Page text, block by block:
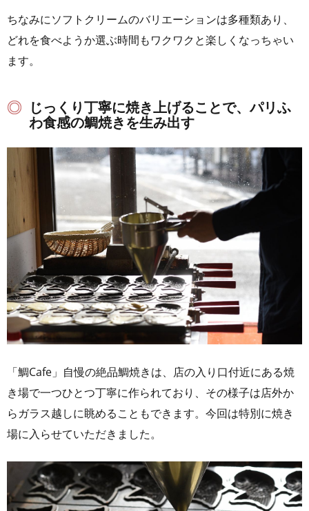
ちなみにソフトクリームのバリエーションは多種類あり、
どれを食べようか選ぶ時間もワクワクと楽しくなっちゃい
ます。
じっくり丁寧に焼き上げることで、パリふ
わ食感の鯛焼きを生み出す
「鯛Cafe」自慢の絶品鯛焼きは、店の入り口付近にある焼
き場で一つひとつ丁寧に作られており、その様子は店外か
らガラス越しに眺めることもできます。今回は特別に焼き
場に入らせていただきました。